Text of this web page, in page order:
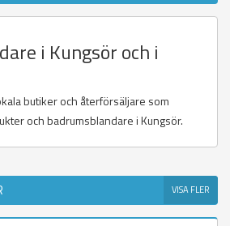
i Kungsör och i
butiker och återförsäljare som
och badrumsblandare i Kungsör.
VISA FLER